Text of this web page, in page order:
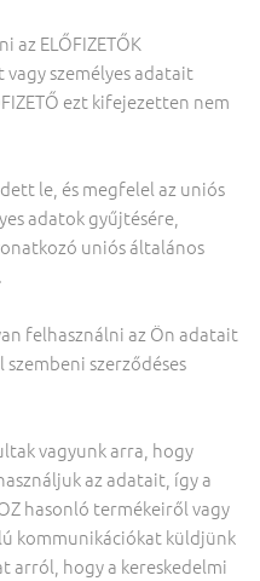
az ELŐFIZETŐK
személyes adatait
ezt kifejezetten nem
le, és megfelel az uniós
adatok gyűjtésére,
uniós általános
felhasználni az Ön adatait
szerződéses
vagyunk arra, hogy
az adatait, így a
hasonló termékeiről vagy
kommunikációkat küldjünk
arról, hogy a kereskedelmi